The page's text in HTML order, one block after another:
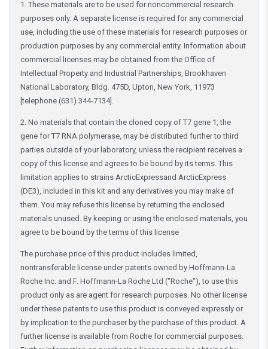
1. These materials are to be used for noncommercial research
purposes only. A separate license is required for any commercial
use, including the use of these materials for research purposes or
production purposes by any commercial entity. Information about
commercial licenses may be obtained from the Office of
Intellectual Property and Industrial Partnerships, Brookhaven
National Laboratory, Bldg. 475D, Upton, New York, 11973
[telephone (631) 344-7134].
2. No materials that contain the cloned copy of T7 gene 1, the
gene for T7 RNA polymerase, may be distributed further to third
parties outside of your laboratory, unless the recipient receives a
copy of this license and agrees to be bound by its terms. This
limitation applies to strains ArcticExpressand ArcticExpress
(DE3), included in this kit and any derivatives you may make of
them. You may refuse this license by returning the enclosed
materials unused. By keeping or using the enclosed materials, you
agree to be bound by the terms of this license
The purchase price of this product includes limited,
nontransferable license under patents owned by Hoffmann-La
Roche Inc. and F. Hoffmann-La Roche Ltd ("Roche"), to use this
product only as are agent for research purposes. No other license
under these patents to use this product is conveyed expressly or
by implication to the purchaser by the purchase of this product. A
further license is available from Roche for commercial purposes.